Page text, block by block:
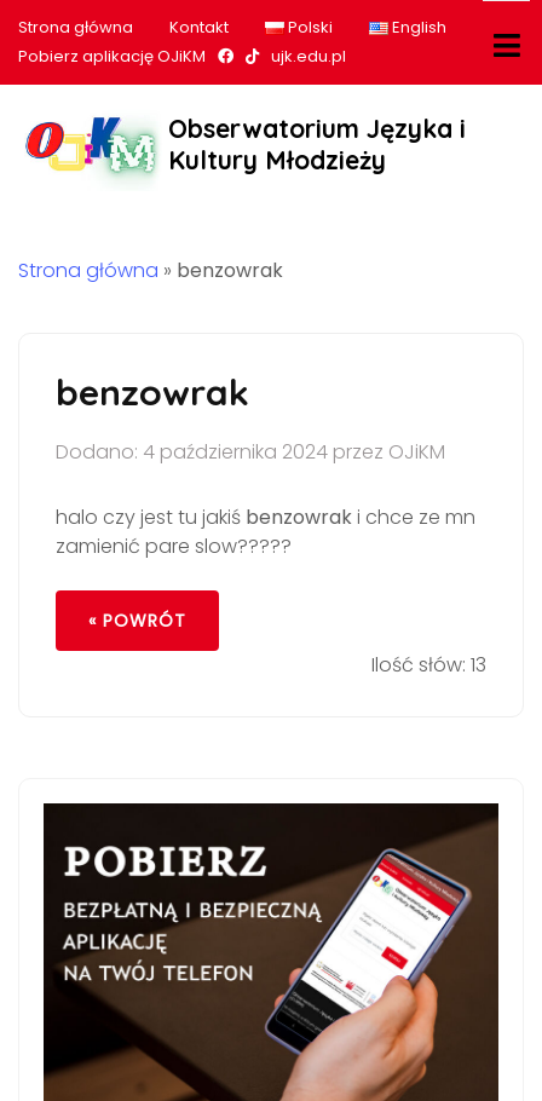
Strona główna Kontakt Polski
English
Pobierz aplikację OJiKM
Nasz profil na Facebook
Nasz profil na tiktok
ujk.edu.pl
Obserwatorium Języka i
Kultury Młodzieży
Strona główna » benzowrak
benzowrak
Dodano: 4 października 2024 przez OJiKM
halo czy jest tu jakiś benzowraki chce ze mn
zamienić pare slow?????
« POWRÓT
Ilość słów: 13